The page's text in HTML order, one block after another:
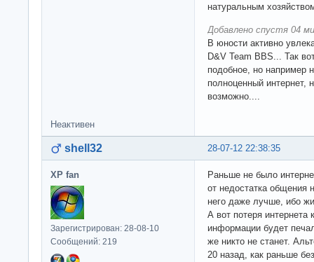
натуральным
Добавлено спустя 04
В юности активно
D&V Team BBS... Так
подобное, но например
полноценный интернет,
возможно....
Неактивен
28-07-12 22:38:35
shell32
XP fan
Зарегистрирован: 28-08-10
Сообщений: 219
Раньше не было
от недостатка общения
него даже лучше, ибо
А вот потеря интернета
информации будет
же никто не станет.
20 назад, как раньше